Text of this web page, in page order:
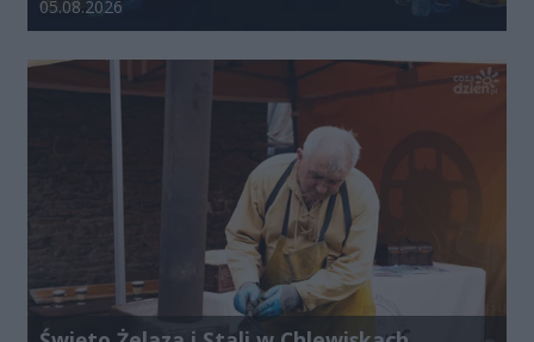
Data dodania galerii:
05.08.2026